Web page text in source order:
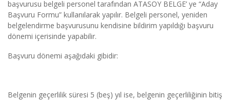
başvurusu belgeli personel tarafından ATASOY BELGE’ ye “Aday
Başvuru Formu” kullanılarak yapılır. Belgeli personel, yeniden
belgelendirme başvurusunu kendisine bildirim yapıldığı başvuru
dönemi içerisinde yapabilir.
Başvuru dönemi aşağıdaki gibidir:
Belgenin geçerlilik süresi 5 (beş) yıl ise, belgenin geçerliliğinin bitiş